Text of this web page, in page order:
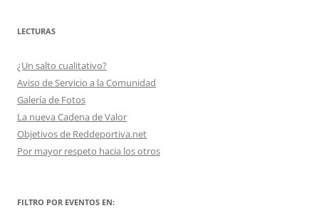
LECTURAS
¿Un salto cualitativo?
Aviso de Servicio a la Comunidad
Galería de Fotos
La nueva Cadena de Valor
Objetivos de Reddeportiva.net
Por mayor respeto hacia los otros
FILTRO POR EVENTOS EN: